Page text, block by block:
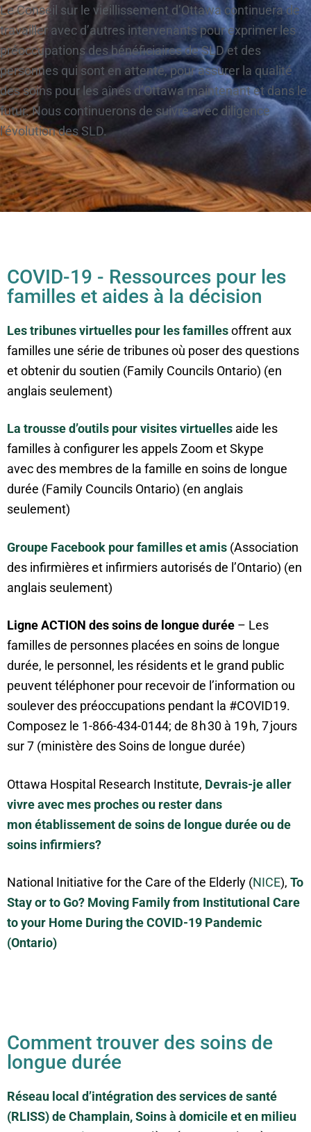
Le Conseil sur le vieillissement d’Ottawa continuera de
travailler avec d’autres intervenants pour exprimer les
préoccupations des bénéficiaires de SLD et des
personnes qui sont en attente, pour assurer la qualité
des soins pour les aînés d’Ottawa maintenant et dans le
futur. Nous continuerons de suivre avec diligence
l’évolution des SLD.
COVID-19 - Ressources pour les
familles et aides à la décision
Les tribunes virtuelles pour les famillesoffrent aux
familles une série de tribunes où poser des questions
et obtenir du soutien (Family Councils Ontario) (en
anglais seulement)
La trousse d’outils pour visites virtuelles aide les
familles à configurer les appels Zoom et Skype
avec des membres de la famille en soins de longue
durée (Family Councils Ontario) (en anglais
seulement)
Groupe Facebook pour familles et amis (Association
des infirmières et infirmiers autorisés de l’Ontario) (en
anglais seulement)
Ligne ACTION des soins de longue durée – Les
familles de personnes placées en soins de longue
durée, le personnel, les résidents et le grand public
peuvent téléphoner pour recevoir de l’information ou
soulever des préoccupations pendant la #COVID19.
Composez le 1-866-434-0144; de 8 h 30 à 19 h, 7 jours
sur 7 (ministère des Soins de longue durée)
Ottawa Hospital Research Institute, Devrais-je aller
vivre avec mes proches ou rester dans
mon établissement de soins de longue durée ou de
soins infirmiers?
National Initiative for the Care of the Elderly (NICE), To
Stay or to Go? Moving Family from Institutional Care
to your Home During the COVID-19 Pandemic
(Ontario)
Comment trouver des soins de
longue durée
Réseau local d’intégration des services de santé
(RLISS) de Champlain, Soins à domicile et en milieu